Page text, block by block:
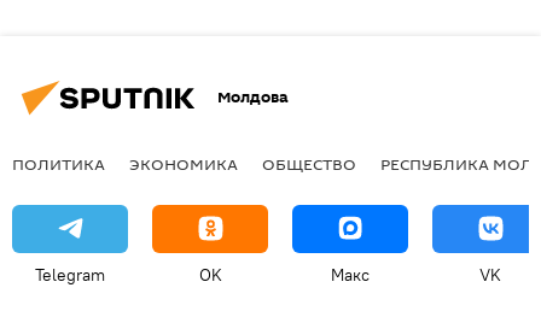
Молдова
ПОЛИТИКА ЭКОНОМИКА ОБЩЕСТВО РЕСПУБЛИКА
Telegram OK Макс VK